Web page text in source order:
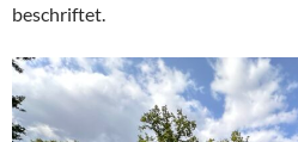
beschriftet.